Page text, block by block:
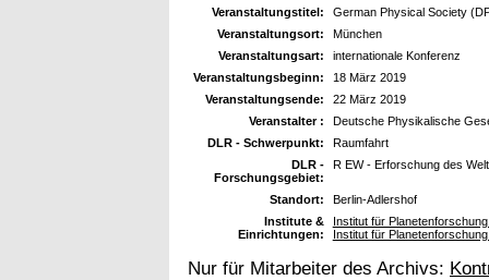
Veranstaltungstitel:
German Physical Society
Veranstaltungsort:
München
Veranstaltungsart:
internationale Konferenz
Veranstaltungsbeginn:
18 März 2019
Veranstaltungsende:
22 März 2019
Veranstalter :
Deutsche Physikalische
DLR - Schwerpunkt:
Raumfahrt
DLR -
Forschungsgebiet:
R EW - Erforschung des
Standort:
Berlin-Adlershof
Institute &
Einrichtungen:
Institut für
Institut für
Nur für Mitarbeiter des Archivs: